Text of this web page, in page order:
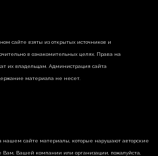
сайте взяты из открытых источников и
в ознакомительных целях. Права на
их владельцам. Администрация сайта
материала не несет.
нашем сайте материалы, которые нарушают авторские
Вашей компании или организации, пожалуйста,